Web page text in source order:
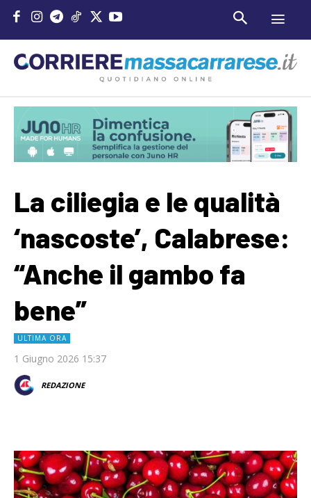
La ciliegia e le qualità
‘nascoste’, Calabrese:
“Anche il gambo fa
bene”
ULTIMA ORA
1 Giugno 2026 15:37
REDAZIONE